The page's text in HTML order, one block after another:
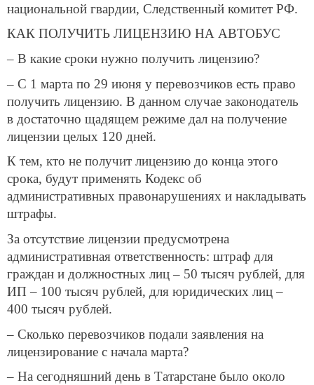
национальной гвардии, Следственный комитет РФ.
КАК ПОЛУЧИТЬ ЛИЦЕНЗИЮ НА АВТОБУС
– В какие сроки нужно получить лицензию?
– С 1 марта по 29 июня у перевозчиков есть право
получить лицензию. В данном случае законодатель
в достаточно щадящем режиме дал на получение
лицензии целых 120 дней.
К тем, кто не получит лицензию до конца этого
срока, будут применять Кодекс об
административных правонарушениях и накладывать
штрафы.
За отсутствие лицензии предусмотрена
административная ответственность: штраф для
граждан и должностных лиц – 50 тысяч рублей, для
ИП – 100 тысяч рублей, для юридических лиц –
400 тысяч рублей.
– Сколько перевозчиков подали заявления на
лицензирование с начала марта?
– На сегодняшний день в Татарстане было около